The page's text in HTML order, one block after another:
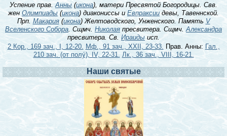
Успение прав.Анны (икона), матери Пресвятой Богородицы. Свв.
жен Олимпиады (икона) диакониссы и Евпраксии девы, Тавеннской.
Прп.Макария(икона) Желтоводского, Унженского. Память V
Вселенского Собора. Сщмч. Николая пресвитера. Сщмч.Александра
пресвитера. Св. Ираидыисп.
2 Кор., 169 зач., I, 12-20. Мф., 91 зач., XXII, 23-33. Прав. Анны: Гал.,
210 зач. (от полу́), IV, 22-31. Лк., 36 зач., VIII, 16-21.
Наши святые